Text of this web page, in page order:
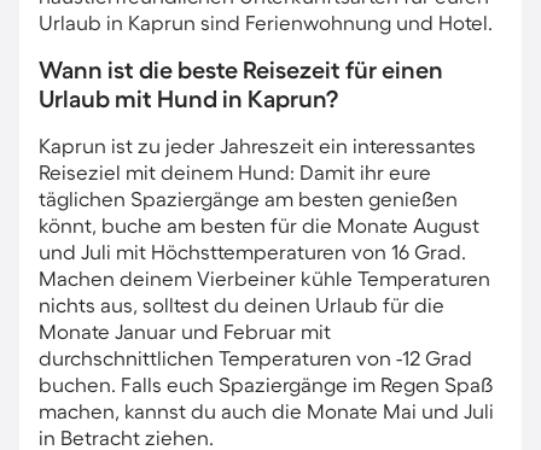
Urlaub in Kaprun sind Ferienwohnung und Hotel.
Wann ist die beste Reisezeit für einen
Urlaub mit Hund in Kaprun?
Kaprun ist zu jeder Jahreszeit ein interessantes
Reiseziel mit deinem Hund: Damit ihr eure
täglichen Spaziergänge am besten genießen
könnt, buche am besten für die Monate August
und Juli mit Höchsttemperaturen von 16 Grad.
Machen deinem Vierbeiner kühle Temperaturen
nichts aus, solltest du deinen Urlaub für die
Monate Januar und Februar mit
durchschnittlichen Temperaturen von -12 Grad
buchen. Falls euch Spaziergänge im Regen Spaß
machen, kannst du auch die Monate Mai und Juli
in Betracht ziehen.